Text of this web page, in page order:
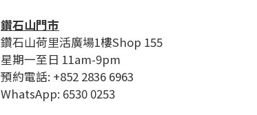
鑽石山門市
鑽石山荷里活廣場1樓Shop 155
星期一至日 11am-9pm
預約電話: +852 2836 6963
WhatsApp: 6530 0253